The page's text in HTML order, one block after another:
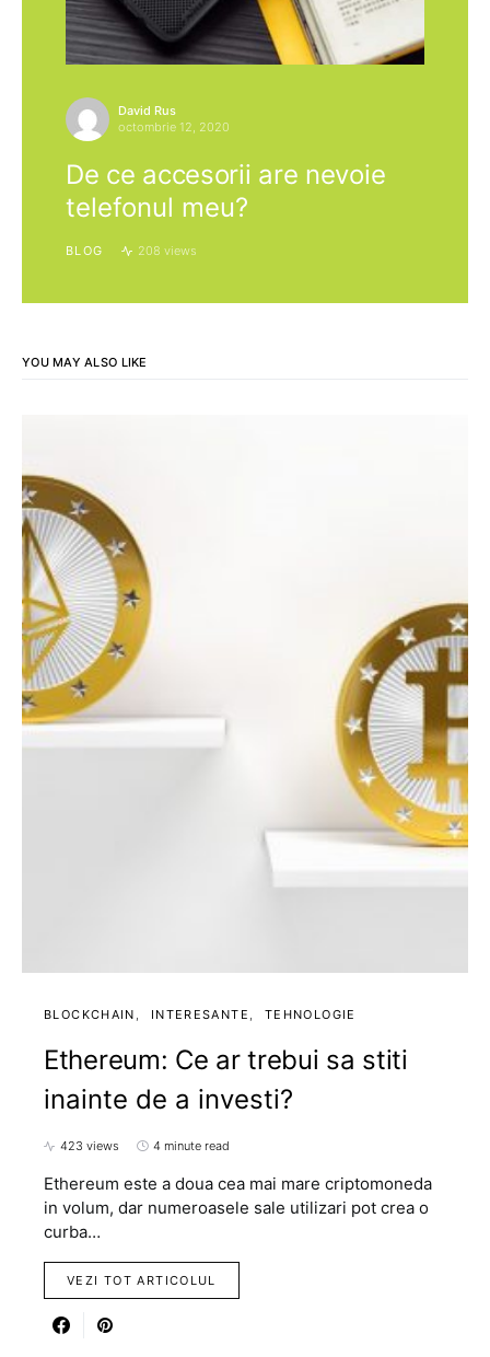
David Rus
octombrie 12, 2020
De ce accesorii are nevoie
telefonul meu?
BLOG 208 views
YOU MAY ALSO LIKE
BLOCKCHAIN INTERESANTE TEHNOLOGIE
Ethereum: Ce ar trebui sa stiti
inainte de a investi?
423 views 4 minute read
Ethereum este a doua cea mai mare criptomoneda
in volum, dar numeroasele sale utilizari pot crea o
curba…
VEZI TOT ARTICOLUL